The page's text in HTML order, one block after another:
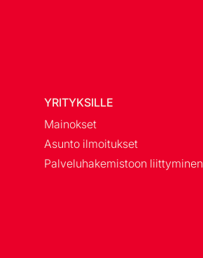
YRITYKSILLE
Mainokset
Asunto ilmoitukset
Palveluhakemistoon liittyminen